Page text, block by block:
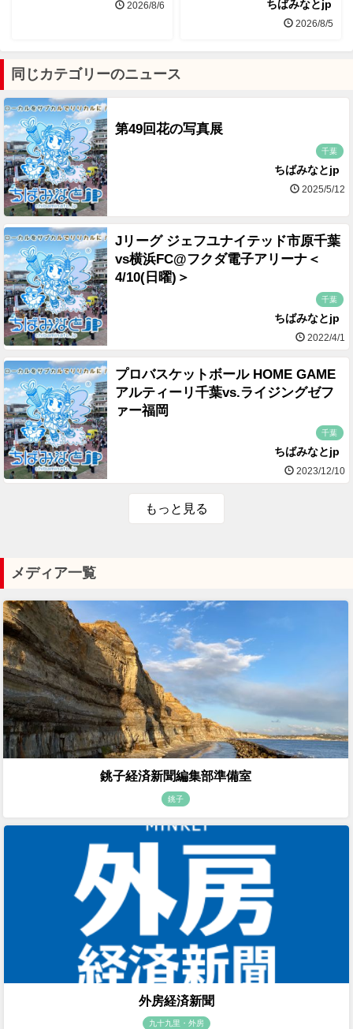
2026/8/6 ちばみなとjp
2026/8/5
同じカテゴリーのニュース
第49回花の写真展
千葉
ちばみなとjp
2025/5/12
Jリーグ ジェフユナイテッド市原千葉
vs横浜FC@フクダ電子アリーナ＜
4/10(日曜)＞
千葉
ちばみなとjp
2022/4/1
プロバスケットボール HOME GAME
アルティーリ千葉vs.ライジングゼフ
ァー福岡
千葉
ちばみなとjp
2023/12/10
もっと見る
メディア一覧
銚子経済新聞編集部準備室
銚子
外房経済新聞
九十九里・外房